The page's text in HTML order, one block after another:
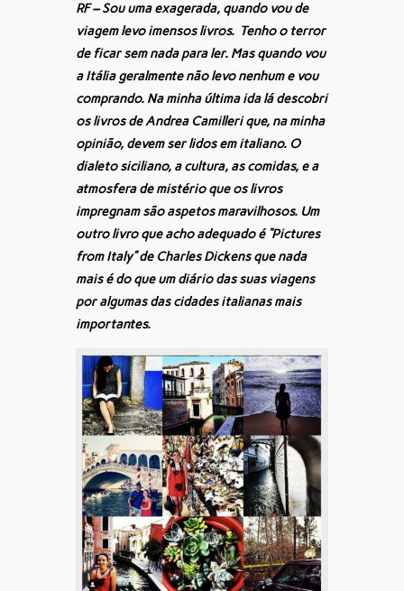
RF – Sou uma exagerada, quando vou de
viagem levo imensos livros. Tenho o terror
de ficar sem nada para ler. Mas quando vou
a Itália geralmente não levo nenhum e vou
comprando. Na minha última ida lá descobri
os livros de Andrea Camilleri que, na minha
opinião, devem ser lidos em italiano. O
dialeto siciliano, a cultura, as comidas, e a
atmosfera de mistério que os livros
impregnam são aspetos maravilhosos. Um
outro livro que acho adequado é “Pictures
from Italy” de Charles Dickens que nada
mais é do que um diário das suas viagens
por algumas das cidades italianas mais
importantes.